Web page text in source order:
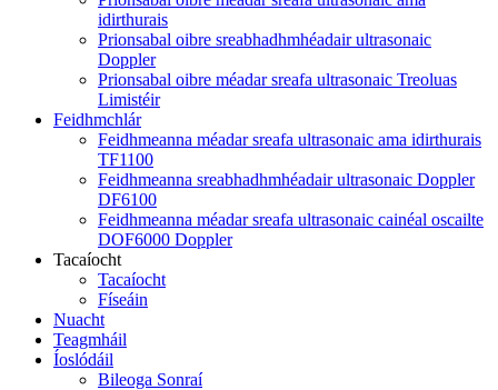
idirthurais
Prionsabal oibre sreabhadhmhéadair ultrasonaic
Doppler
Prionsabal oibre méadar sreafa ultrasonaic Treoluas
Limistéir
Feidhmchlár
Feidhmeanna méadar sreafa ultrasonaic ama idirthurais
TF1100
Feidhmeanna sreabhadhmhéadair ultrasonaic Doppler
DF6100
Feidhmeanna méadar sreafa ultrasonaic cainéal oscailte
DOF6000 Doppler
Tacaíocht
Tacaíocht
Físeáin
Nuacht
Teagmháil
Íoslódáil
Bileoga Sonraí